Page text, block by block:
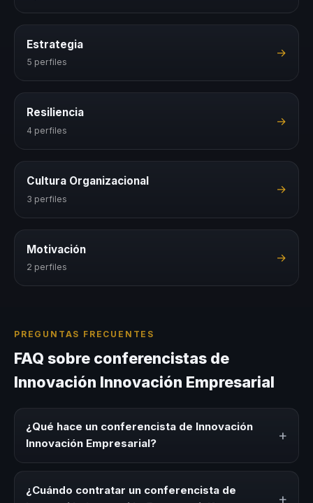
Estrategia
5 perfiles
→
Resiliencia
4 perfiles
→
Cultura Organizacional
3 perfiles
→
Motivación
2 perfiles
→
PREGUNTAS FRECUENTES
FAQ sobre conferencistas de
Innovación Innovación Empresarial
¿Qué hace un conferencista de Innovación
Innovación Empresarial?
+
es un experto que comparte conocimiento, estrategias y
experiencias sobre este tema en eventos corporativos,
¿Cuándo contratar un conferencista de
+